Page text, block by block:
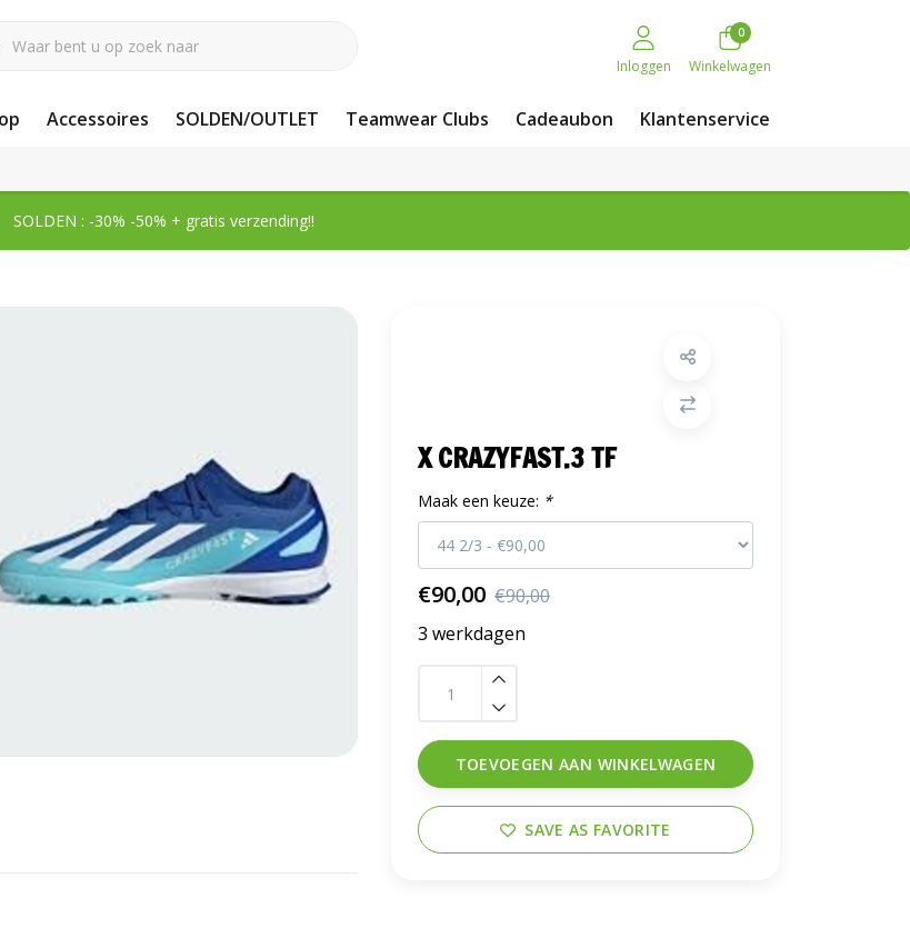
Inloggen
0
Winkelwagen
Accessoires SOLDEN/OUTLET Teamwear Clubs Cadeaubon Klantenservice
SOLDEN : -30% -50% + gratis verzending!!
X CRAZYFAST.3 TF
Maak een keuze: *
€90,00 €90,00
3 werkdagen
TOEVOEGEN AAN WINKELWAGEN
SAVE AS FAVORITE